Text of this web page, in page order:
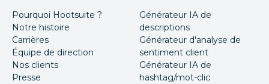
Pourquoi Hootsuite ?
Notre histoire
Carrières
Équipe de direction
Nos clients
Presse
Générateur IA de
descriptions
Générateur d'analyse de
sentiment client
Générateur IA de
hashtag/mot-clic